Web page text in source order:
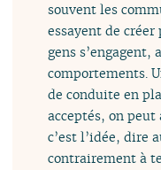
souvent les
essayent de
gens s’engagent,
comportements.
de conduite en
acceptés, on
c’est l’idée, dire
contrairement à